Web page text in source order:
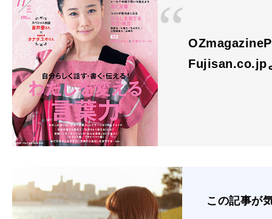
Fujisan.co.jp
この記事が